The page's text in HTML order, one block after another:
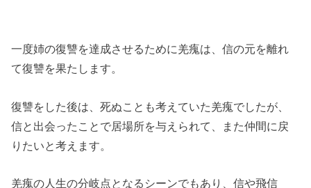
一度姉の復讐を達成させるために羌瘣は、信の元を離れ
て復讐を果たします。
復讐をした後は、死ぬことも考えていた羌瘣でしたが、
信と出会ったことで居場所を与えられて、また仲間に戻
りたいと考えます。
羌瘣の人生の分岐点となるシーンでもあり、信や飛信